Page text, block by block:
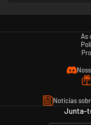
As
Notícias
Junta-